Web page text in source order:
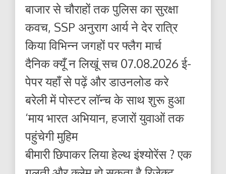
बाजार से चौराहों तक पुलिस का सुरक्षा
कवच, SSP अनुराग आर्य ने देर रात्रि
किया विभिन्न जगहों पर फ्लैग मार्च
दैनिक क्यूँ न लिखूं सच 07.08.2026 ई-
पेपर यहाँ से पढ़ें और डाउनलोड करे
बरेली में पोस्टर लॉन्च के साथ शुरू हुआ
‘माय भारत अभियान, हजारों युवाओं तक
पहुंचेगी मुहिम
बीमारी छिपाकर लिया हेल्थ इंश्योरेंस ? एक